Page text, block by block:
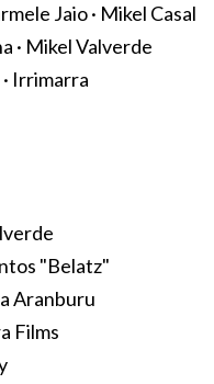
Jaio · Mikel Casal
· Mikel Valverde
Irrimarra
"Belatz"
Aranburu
Films